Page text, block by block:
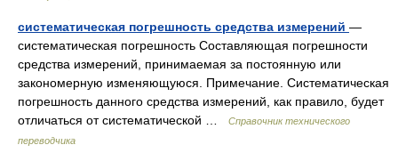
систематическая погрешность средства измерений —
систематическая погрешность Составляющая погрешности
средства измерений, принимаемая за постоянную или
закономерную изменяющуюся. Примечание. Систематическая
погрешность данного средства измерений, как правило, будет
отличаться от систематической …
Справочник технического
переводчика